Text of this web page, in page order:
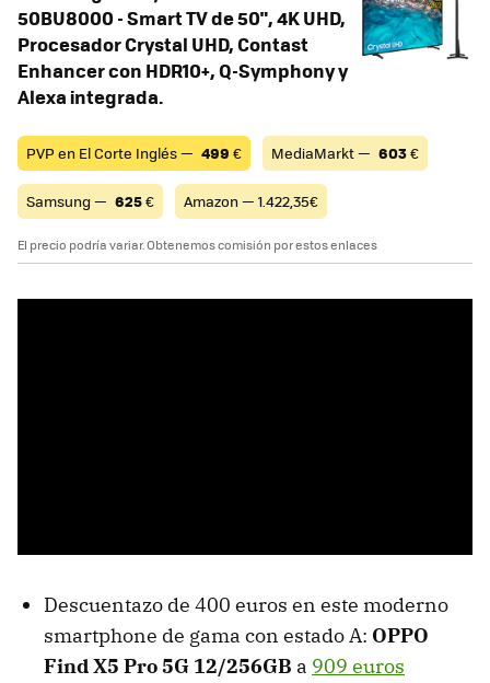
50BU8000 - Smart TV de 50", 4K UHD,
Procesador Crystal UHD, Contast
Enhancer con HDR10+, Q-Symphony y
Alexa integrada.
PVP en El Corte Inglés — 499 € MediaMarkt — 603€
Samsung — 625€ Amazon — 1.422,35€
El precio podría variar. Obtenemos comisión por estos enlaces
Descuentazo de 400 euros en este moderno
smartphone de gama con estado A: OPPO
Find X5 Pro 5G 12/256GB a 909 euros